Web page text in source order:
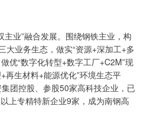
业”融合发展。围绕钢铁主业，构
大业务生态，做实“资源+深加工+多
优“数字化转型+数字工厂+C2M”现
再生材料+能源优化”环境生态平
团控股、参股50家高科技企业，已
上专精特新企业9家，成为南钢高